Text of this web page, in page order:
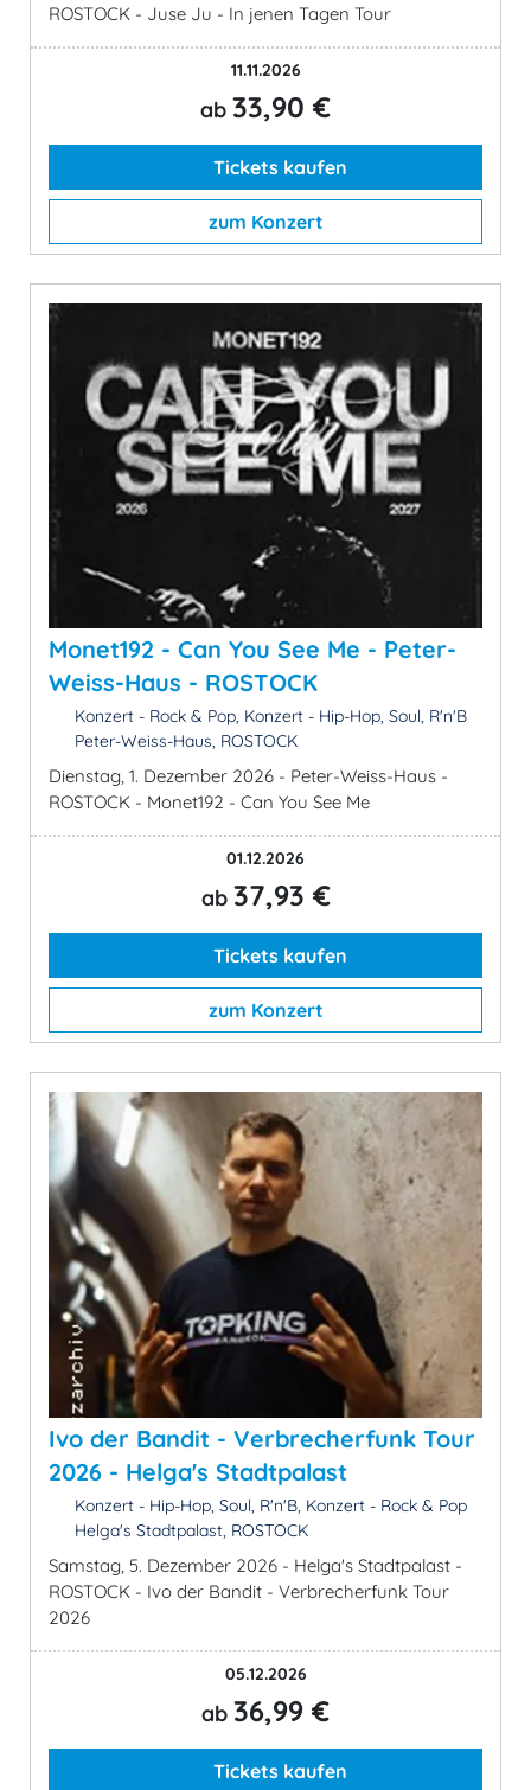
ROSTOCK - Juse Ju - In jenen Tagen Tour
11.11.2026
ab 33,90 €
Tickets kaufen
zum Konzert
Monet192 - Can You See Me - Peter-
Weiss-Haus - ROSTOCK
Konzert - Rock & Pop, Konzert - Hip-Hop, Soul, R'n'B
Peter-Weiss-Haus, ROSTOCK
Dienstag, 1. Dezember 2026 - Peter-Weiss-Haus -
ROSTOCK - Monet192 - Can You See Me
01.12.2026
ab 37,93 €
Tickets kaufen
zum Konzert
Ivo der Bandit - Verbrecherfunk Tour
2026 - Helga's Stadtpalast
Konzert - Hip-Hop, Soul, R'n'B, Konzert - Rock & Pop
Helga's Stadtpalast, ROSTOCK
Samstag, 5. Dezember 2026 - Helga's Stadtpalast -
ROSTOCK - Ivo der Bandit - Verbrecherfunk Tour
2026
05.12.2026
ab 36,99 €
Tickets kaufen